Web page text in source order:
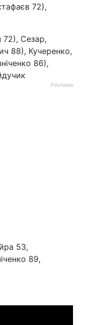
72),
Сезар,
88), Кучеренко,
86),
Реклама
53,
89,